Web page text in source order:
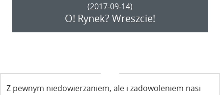
(2017-09-14)
O! Rynek? Wreszcie!
Z pewnym niedowierzaniem, ale i zadowoleniem nasi